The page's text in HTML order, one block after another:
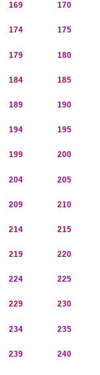
169 170
174 175
179 180
184 185
189 190
194 195
199 200
204 205
209 210
214 215
219 220
224 225
229 230
234 235
239 240